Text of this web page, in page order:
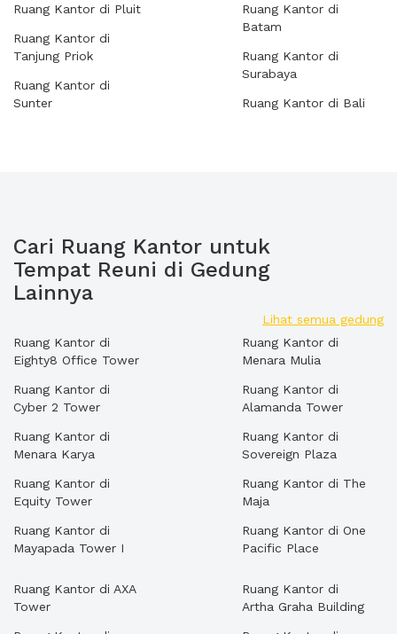
Ruang Kantor di Pluit
Ruang Kantor di
Tanjung Priok
Ruang Kantor di
Sunter
Ruang Kantor di
Batam
Ruang Kantor di
Surabaya
Ruang Kantor di Bali
Cari Ruang Kantor untuk
Tempat Reuni di Gedung
Lainnya
Lihat semua gedung
Ruang Kantor di
Eighty8 Office Tower
Ruang Kantor di
Cyber 2 Tower
Ruang Kantor di
Menara Karya
Ruang Kantor di
Equity Tower
Ruang Kantor di
Mayapada Tower I
Ruang Kantor di
Menara Mulia
Ruang Kantor di
Alamanda Tower
Ruang Kantor di
Sovereign Plaza
Ruang Kantor di The
Maja
Ruang Kantor di One
Pacific Place
Ruang Kantor di AXA
Tower
Ruang Kantor di
Artha Graha Building